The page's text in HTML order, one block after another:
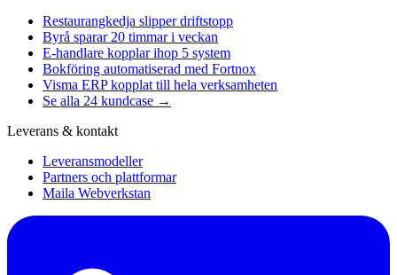
Restaurangkedja slipper driftstopp
Byrå sparar 20 timmar i veckan
E-handlare kopplar ihop 5 system
Bokföring automatiserad med Fortnox
Visma ERP kopplat till hela verksamheten
Se alla 24 kundcase →
Leverans & kontakt
Leveransmodeller
Partners och plattformar
Maila Webverkstan